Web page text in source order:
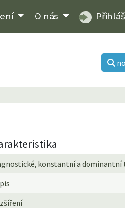
O nás
konstantní a dominantní